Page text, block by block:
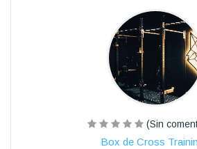
(Sin
Box de Cross